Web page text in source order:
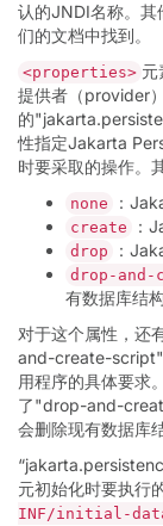
认的JNDI名称。其
们的文档中找到。
<properties>
提供者（provider
的
性指定Jakarta
时要采取的操作。
none ：
create ：
drop ：
drop-and-
有数据库结
对于这个属性，还
and-create-script"
用程序的具体要求
了"drop-and-
会删除现有数据库
元初始化时要执行
INF/initial-